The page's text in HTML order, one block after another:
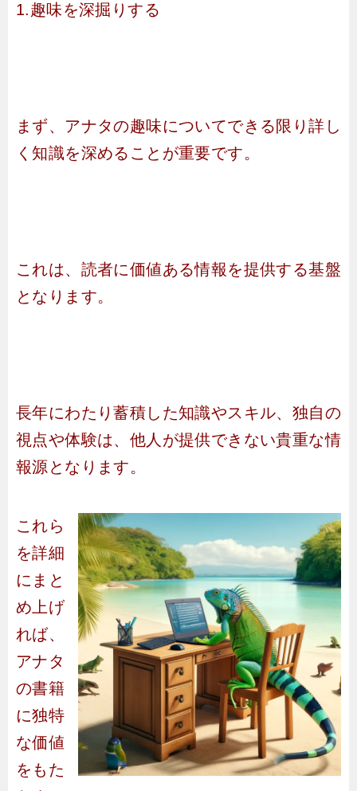
1.趣味を深掘りする
まず、アナタの趣味についてできる限り詳し
く知識を深めることが重要です。
これは、読者に価値ある情報を提供する基盤
となります。
長年にわたり蓄積した知識やスキル、独自の
視点や体験は、他人が提供できない貴重な情
報源となります。
これら
を詳細
にまと
め上げ
れば、
アナタ
の書籍
に独特
な価値
をもた